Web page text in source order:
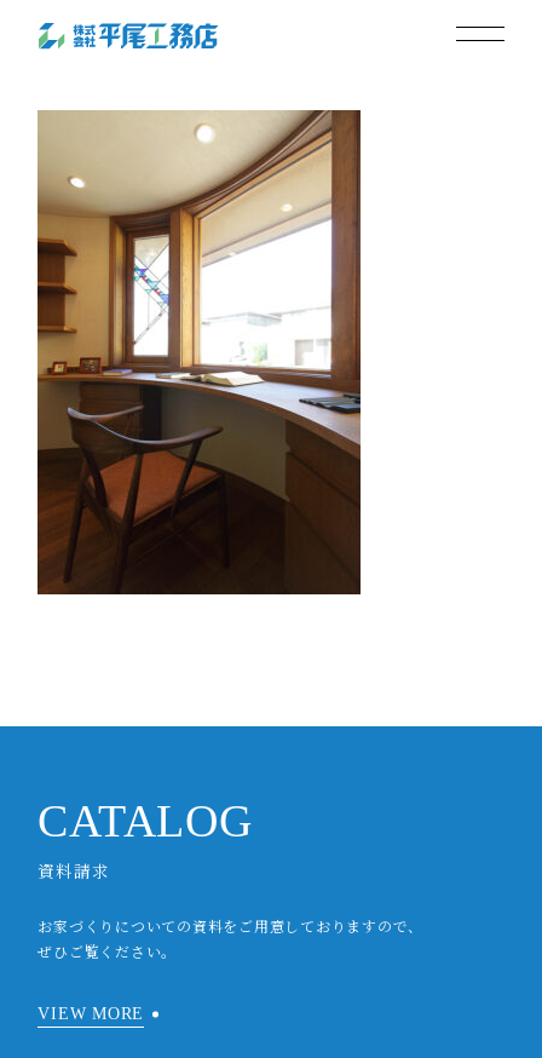
lifestyle06-6
CATALOG
資料請求
お家づくりについての資料をご用意しておりますので、
ぜひご覧ください。
VIEW MORE